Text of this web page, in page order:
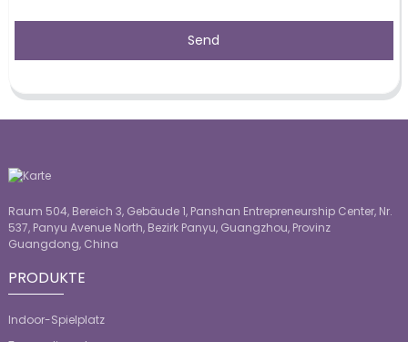
Send
Raum 504, Bereich 3, Gebäude 1, Panshan Entrepreneurship Center, Nr.
537, Panyu Avenue North, Bezirk Panyu, Guangzhou, Provinz
Guangdong, China
PRODUKTE
Indoor-Spielplatz